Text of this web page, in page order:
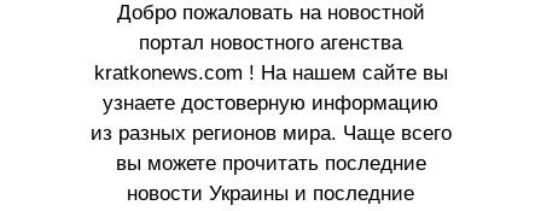
Добро пожаловать на новостной
портал новостного агенства
kratkonews.com ! На нашем сайте вы
узнаете достоверную информацию
из разных регионов мира. Чаще всего
вы можете прочитать последние
новости Украины и последние